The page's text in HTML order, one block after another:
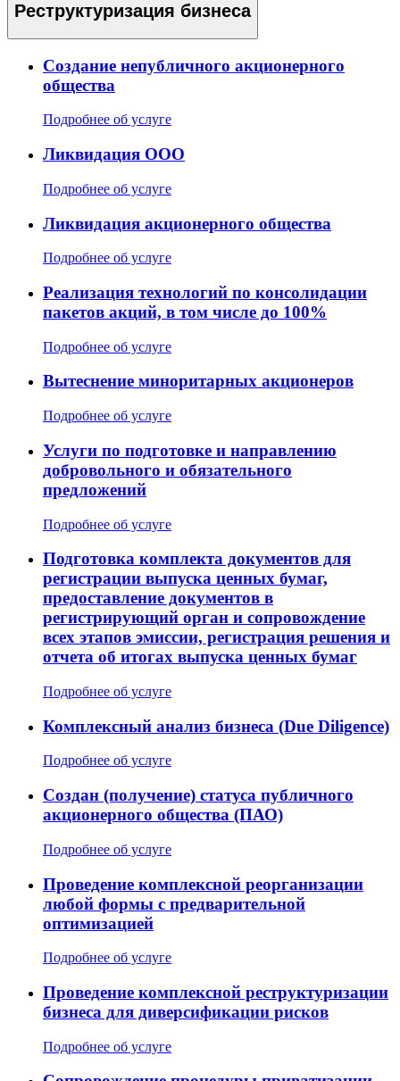
Реструктуризация бизнеса
Создание непубличного акционерного
общества
Подробнее об услуге
Ликвидация ООО
Подробнее об услуге
Ликвидация акционерного общества
Подробнее об услуге
Реализация технологий по консолидации
пакетов акций, в том числе до 100%
Подробнее об услуге
Вытеснение миноритарных акционеров
Подробнее об услуге
Услуги по подготовке и направлению
добровольного и обязательного
предложений
Подробнее об услуге
Подготовка комплекта документов для
регистрации выпуска ценных бумаг,
предоставление документов в
регистрирующий орган и сопровождение
всех этапов эмиссии, регистрация решения и
отчета об итогах выпуска ценных бумаг
Подробнее об услуге
Комплексный анализ бизнеса (Due Diligence)
Подробнее об услуге
Создан (получение) статуса публичного
акционерного общества (ПАО)
Подробнее об услуге
Проведение комплексной реорганизации
любой формы с предварительной
оптимизацией
Подробнее об услуге
Проведение комплексной реструктуризации
бизнеса для диверсификации рисков
Подробнее об услуге